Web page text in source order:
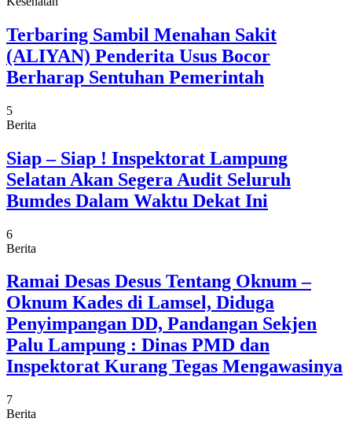
Terbaring Sambil Menahan Sakit
(ALIYAN) Penderita Usus Bocor
Berharap Sentuhan Pemerintah
5
Berita
Siap – Siap ! Inspektorat Lampung
Selatan Akan Segera Audit Seluruh
Bumdes Dalam Waktu Dekat Ini
6
Berita
Ramai Desas Desus Tentang Oknum –
Oknum Kades di Lamsel, Diduga
Penyimpangan DD, Pandangan Sekjen
Palu Lampung : Dinas PMD dan
Inspektorat Kurang Tegas Mengawasinya
7
Berita